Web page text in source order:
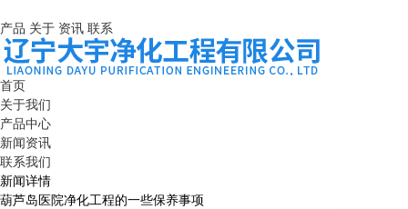
产品 关于 资讯 联系
首页
关于我们
产品中心
新闻资讯
联系我们
新闻详情
葫芦岛医院净化工程的一些保养事项